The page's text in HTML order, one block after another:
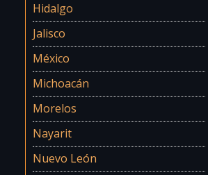
Hidalgo
Jalisco
México
Michoacán
Morelos
Nayarit
Nuevo León